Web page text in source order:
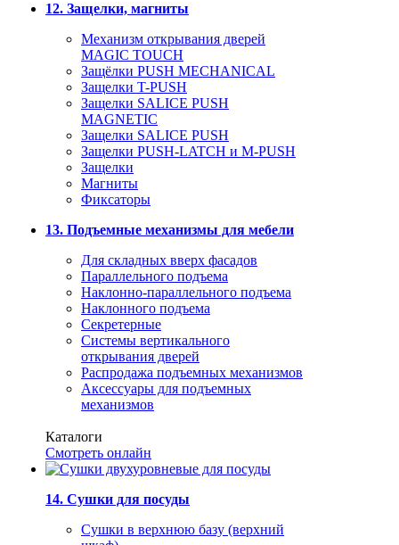
12. Защелки, магниты
Механизм открывания дверей
MAGIC TOUCH
Защёлки PUSH MECHANICAL
Защелки T-PUSH
Защелки SALICE PUSH
MAGNETIC
Защелки SALICE PUSH
Защелки PUSH-LATCH и M-PUSH
Защелки
Магниты
Фиксаторы
13. Подъемные механизмы для мебели
Для складных вверх фасадов
Параллельного подъема
Наклонно-параллельного подъема
Наклонного подъема
Секретерные
Системы вертикального
открывания дверей
Распродажа подъемных механизмов
Аксессуары для подъемных
механизмов
Каталоги
Смотреть онлайн
14. Сушки для посуды
Сушки в верхнюю базу (верхний